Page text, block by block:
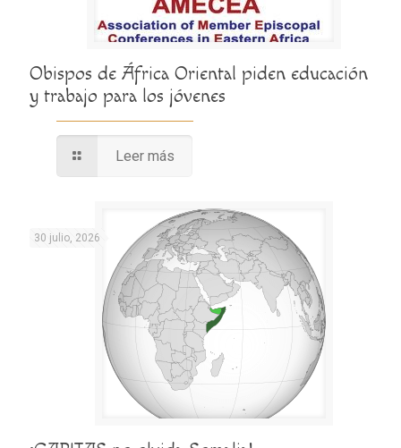
Obispos de África Oriental piden educación
y trabajo para los jóvenes
Leer más
30 julio, 2026